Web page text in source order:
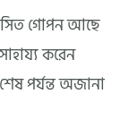
গোপন আছে
করেন
পর্যন্ত অজানা